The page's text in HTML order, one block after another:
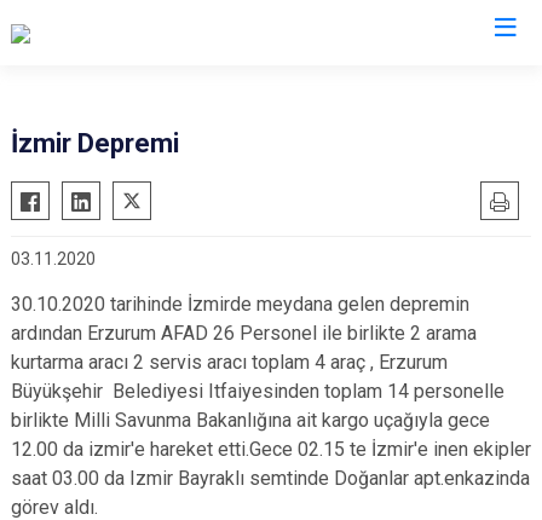
İzmir Depremi
03.11.2020
30.10.2020 tarihinde İzmirde meydana gelen depremin
ardından Erzurum AFAD 26 Personel ile birlikte 2 arama
kurtarma aracı 2 servis aracı toplam 4 araç , Erzurum
Büyükşehir Belediyesi Itfaiyesinden toplam 14 personelle
birlikte Milli Savunma Bakanlığına ait kargo uçağıyla gece
12.00 da izmir'e hareket etti.Gece 02.15 te İzmir'e inen ekipler
saat 03.00 da Izmir Bayraklı semtinde Doğanlar apt.enkazinda
görev aldı.